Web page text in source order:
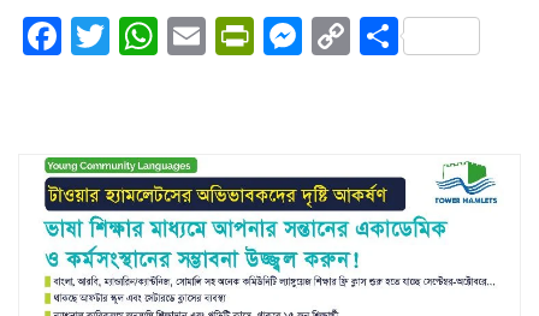
Facebook
Twitter
WhatsApp
EmailPrintFriendly
Messenger
CopyShare